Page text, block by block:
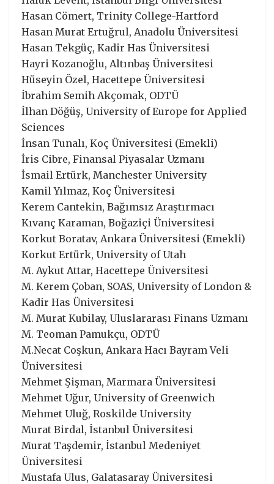
Hasan Cömert, Trinity College-Hartford
Hasan Murat Ertuğrul, Anadolu Üniversitesi
Hasan Tekgüç, Kadir Has Üniversitesi
Hayri Kozanoğlu, Altınbaş Üniversitesi
Hüseyin Özel, Hacettepe Üniversitesi
İbrahim Semih Akçomak, ODTÜ
İlhan Döğüş, University of Europe for Applied
Sciences
İnsan Tunalı, Koç Üniversitesi (Emekli)
İris Cibre, Finansal Piyasalar Uzmanı
İsmail Ertürk, Manchester University
Kamil Yılmaz, Koç Üniversitesi
Kerem Cantekin, Bağımsız Araştırmacı
Kıvanç Karaman, Boğaziçi Üniversitesi
Korkut Boratav, Ankara Üniversitesi (Emekli)
Korkut Ertürk, University of Utah
M. Aykut Attar, Hacettepe Üniversitesi
M. Kerem Çoban, SOAS, University of London &
Kadir Has Üniversitesi
M. Murat Kubilay, Uluslararası Finans Uzmanı
M. Teoman Pamukçu, ODTÜ
M.Necat Coşkun, Ankara Hacı Bayram Veli
Üniversitesi
Mehmet Şişman, Marmara Üniversitesi
Mehmet Uğur, University of Greenwich
Mehmet Uluğ, Roskilde University
Murat Birdal, İstanbul Üniversitesi
Murat Taşdemir, İstanbul Medeniyet
Üniversitesi
Mustafa Ulus, Galatasaray Üniversitesi